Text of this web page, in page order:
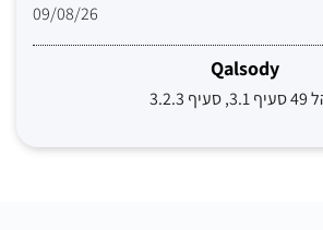
09/08/26
Qalsody
3.2.3